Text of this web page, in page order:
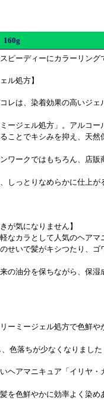
160g
ピーディーにカラーリング
ル処方】
レは、染着効果の高いジ
ージェル処方」。アルコー
ことでキシみを抑え、天
ワークではもちろん、店販
しっとりなめらかに仕上
が気になりません】
なカラとして人気のヘアマ
せいで髪がキシつたり、
の油分を保ちながら、保湿
ーミージェル処方で色鮮や
色落ちが少なくなりました
ヘアマニキュア「イリヤ・
を色鮮やかに効率よく染